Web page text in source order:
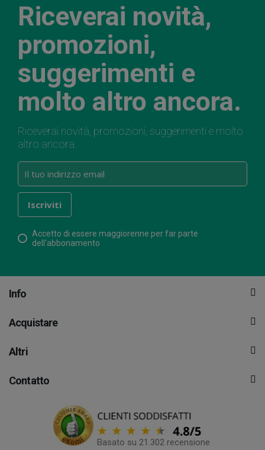
Riceverai novità,
promozioni,
suggerimenti e
molto altro ancora.
Riceverai novità, promozioni, suggerimenti e molto
altro ancora.
Accetto di essere maggiorenne per far parte
dell'abbonamento
Info
Acquistare
Altri
Contatto
Basato su 21.302 recensione